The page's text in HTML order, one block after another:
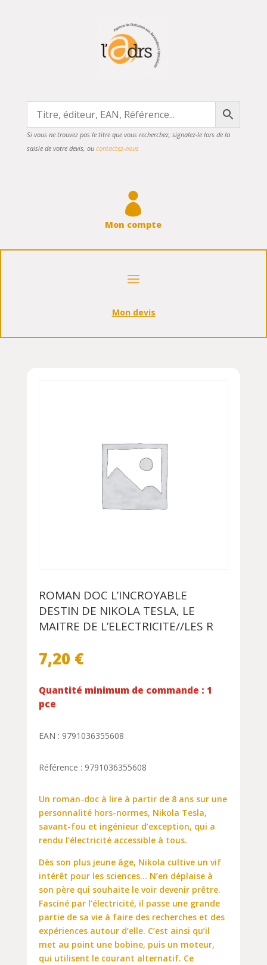
Si vous ne trouvez pas le titre que vous recherchez, signalez-le lors de la
saisie de votre devis, ou contactez-nous

Mon compte
Mon devis
ROMAN DOC L’INCROYABLE
DESTIN DE NIKOLA TESLA, LE
MAITRE DE L’ELECTRICITE//LES R
7,20 €
Quantité minimum de commande : 1
pce
EAN : 9791036355608
Référence : 9791036355608
Un roman-doc à lire à partir de 8 ans sur une
personnalité hors-normes, Nikola Tesla,
savant-fou et ingénieur d’exception, qui a
rendu l’électricité accessible à tous.
Dès son plus jeune âge, Nikola cultive un vif
intérêt pour les sciences… N’en déplaise à
son père qui souhaite le voir devenir prêtre.
Fasciné par l’électricité, il passe une grande
partie de sa vie à faire des recherches et des
expériences autour d’elle. C’est ainsi qu’il
met au point une bobine, puis un moteur,
qui utilisent le courant alternatif. Ce